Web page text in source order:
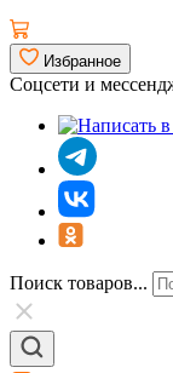
Избранное
Соцсети и
Поиск товаров...